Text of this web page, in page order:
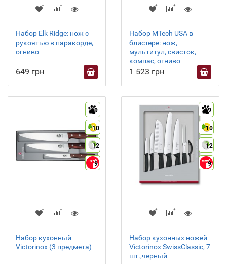
Набор Elk Ridge: нож с
рукоятью в паракорде,
огниво
649 грн
Набор MTech USA в
блистере: нож,
мультитул, свисток,
компас, огниво
1 523 грн
9
10
12
9
Набор кухонный
Victorinox (3 предмета)
9
10
12
9
Набор кухонных ножей
Victorinox SwissClassic, 7
шт.,черный